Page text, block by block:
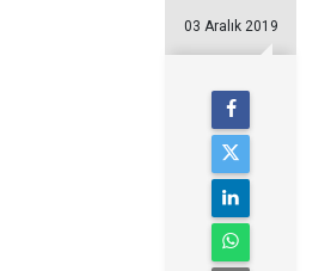
03 Aralık 2019